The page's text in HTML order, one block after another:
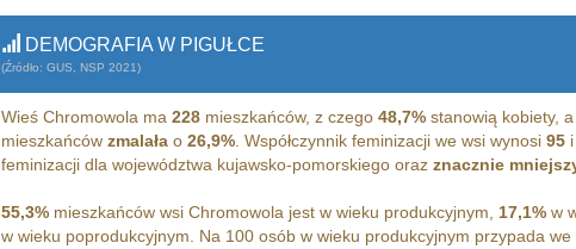
DEMOGRAFIA W PIGUŁCE
(Źródło: GUS, NSP 2021)
Wieś Chromowola ma 228mieszkańców, z czego 48,7%stanowią kobiety, a
mieszkańców zmalałao 26,9%. Współczynnik feminizacji we wsi wynosi 95i
feminizacji dla województwa kujawsko-pomorskiego oraz znacznie
55,3%mieszkańców wsi Chromowola jest w wieku produkcyjnym, 17,1%w
w wieku poprodukcyjnym. Na 100 osób w wieku produkcyjnym przypada